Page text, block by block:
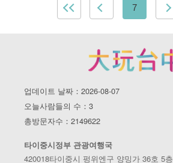
7
업데이트 날짜：2026-08-07
오늘사람들의 수：3
총방문자수：2149622
타이중시정부 관광여행국
420018타이중시 펑위엔구 양밍가 36호 5층